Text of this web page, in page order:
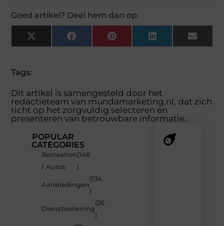
Goed artikel? Deel hem dan op:
X
(Twitter)
FacebookPinterestLinkedInEmail
Tags:
Dit artikel is samengesteld door het
redactieteam van mundamarketing.nl, dat zich
richt op het zorgvuldig selecteren en
presenteren van betrouwbare informatie.
POPULAR
CATEGORIES
Recreation
/ Autos
(148
)
Aanbiedingen
(134
)
Dienstverlening
(26
)